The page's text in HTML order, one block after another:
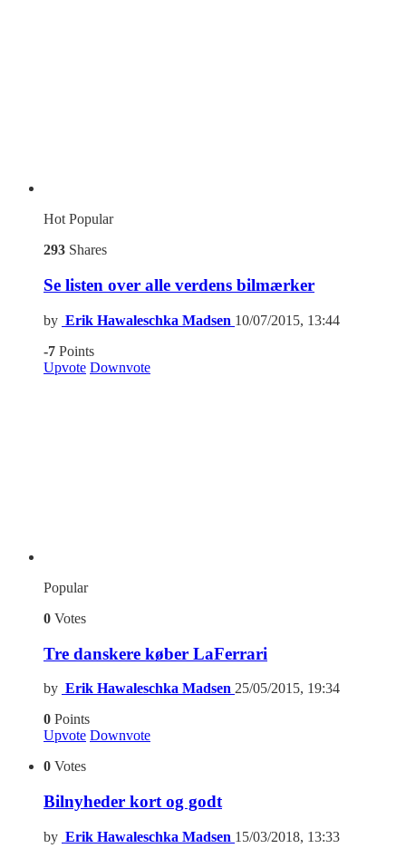
HotPopular
293 Shares
Se listen over alle verdens bilmærker
by Erik Hawaleschka Madsen 10/07/2015, 13:44
-7 Points
Upvote Downvote
Popular
0 Votes
Tre danskere køber LaFerrari
by Erik Hawaleschka Madsen 25/05/2015, 19:34
0 Points
Upvote Downvote
0 Votes
Bilnyheder kort og godt
by Erik Hawaleschka Madsen 15/03/2018, 13:33